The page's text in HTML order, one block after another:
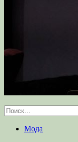
Найти:
Мода